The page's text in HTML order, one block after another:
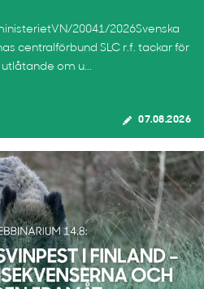
20041/2026Svenska
centralförbund SLC r.f. tackar för
om u...
07.08.2026